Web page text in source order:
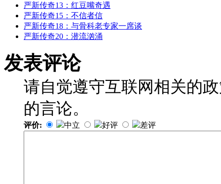
严新传奇13：红豆嘴奇遇
严新传奇15：不信者信
严新传奇18：与骨科老专家一席谈
严新传奇20：潜流汹涌
发表评论
请自觉遵守互联网相关的
的言论。
评价: 中立 好评 差评